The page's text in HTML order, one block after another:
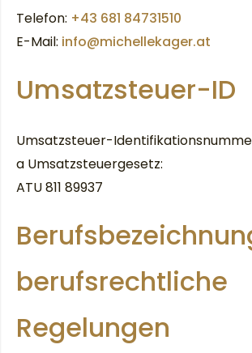
Telefon: +43 681 84731510
E-Mail: info@michellekager.at
Umsatzsteuer-ID
Umsatzsteuer-
a Umsatzsteuergesetz:
ATU 811 89937
berufsrechtliche
Regelungen